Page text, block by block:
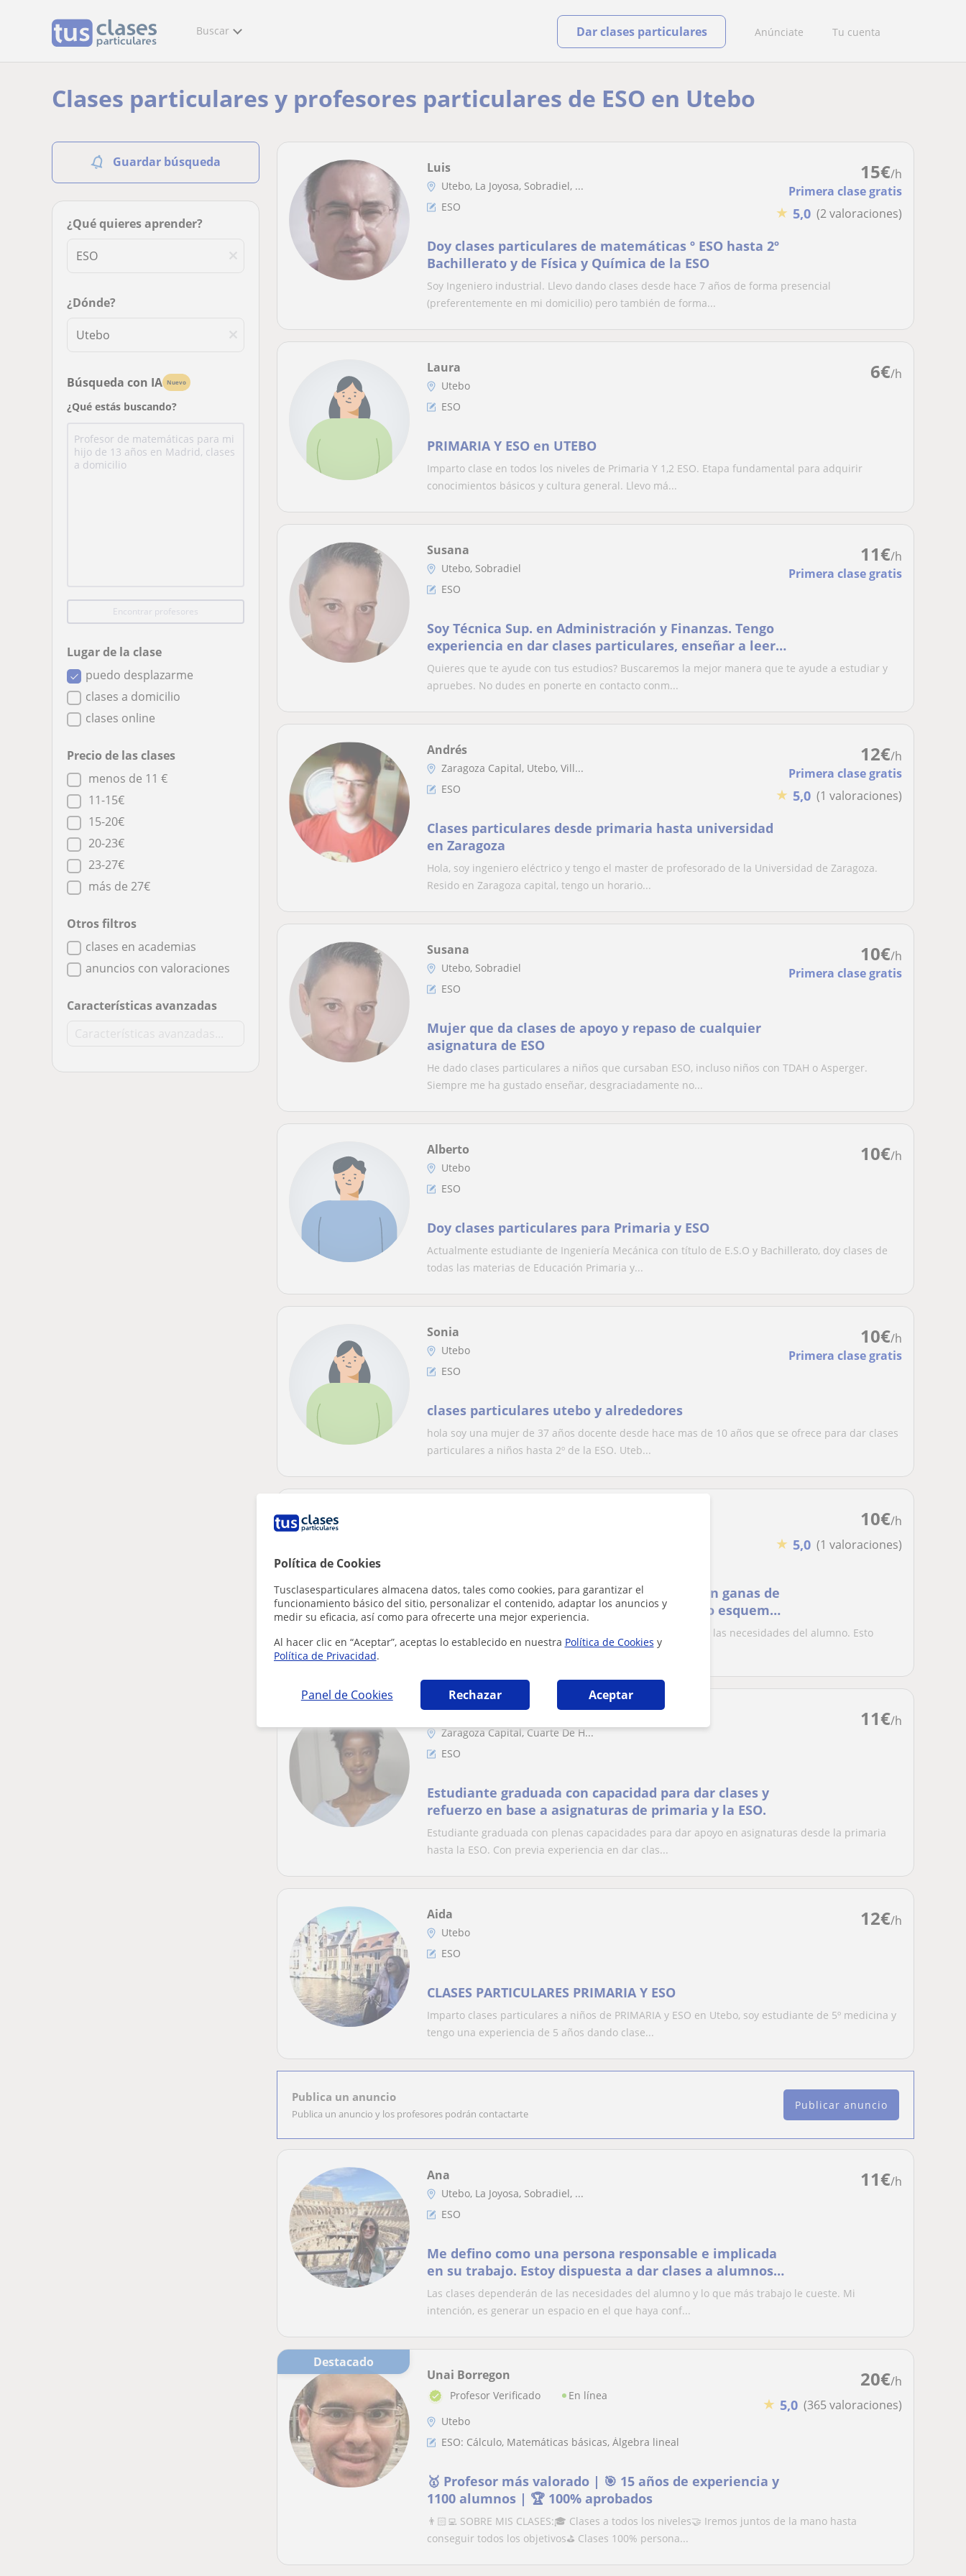
Política de Cookies
Tusclasesparticulares almacena datos, tales como cookies, para garantizar el
funcionamiento básico del sitio, personalizar el contenido, adaptar los anuncios y
medir su eficacia, así como para ofrecerte una mejor experiencia.
Al hacer clic en “Aceptar”, aceptas lo establecido en nuestra Política de Cookies y
Política de Privacidad.
Panel de Cookies Rechazar Aceptar
Buscar Anúnciate Tu cuenta
Dar clases particulares
Clases particulares y profesores particulares de ESO en Utebo
Guardar búsqueda
¿Qué quieres aprender?
¿Dónde?
Búsqueda con IA Nuevo
¿Qué estás buscando?
Encontrar profesores
Lugar de la clase
puedo desplazarme
clases a domicilio
clases online
Precio de las clases
menos de 11 €
11-15€
15-20€
20-23€
23-27€
más de 27€
Otros filtros
clases en academias
anuncios con valoraciones
Características avanzadas
15€/h
Primera clase gratis
★ 5,0 (2 valoraciones)
Luis
Utebo, La Joyosa, Sobradiel, ...
ESO
Doy clases particulares de matemáticas º ESO hasta 2º
Bachillerato y de Física y Química de la ESO
Soy Ingeniero industrial. Llevo dando clases desde hace 7 años de forma presencial
(preferentemente en mi domicilio) pero también de forma...
6€/h
Laura
Utebo
ESO
PRIMARIA Y ESO en UTEBO
Imparto clase en todos los niveles de Primaria Y 1,2 ESO. Etapa fundamental para adquirir
conocimientos básicos y cultura general. Llevo má...
11€/h
Primera clase gratis
Susana
Utebo, Sobradiel
ESO
Soy Técnica Sup. en Administración y Finanzas. Tengo
experiencia en dar clases particulares, enseñar a leer y
escribir y refuerzo
Quieres que te ayude con tus estudios? Buscaremos la mejor manera que te ayude a estudiar y
apruebes. No dudes en ponerte en contacto conm...
12€/h
Primera clase gratis
★ 5,0 (1 valoraciones)
Andrés
Zaragoza Capital, Utebo, Vill...
ESO
Clases particulares desde primaria hasta universidad
en Zaragoza
Hola, soy ingeniero eléctrico y tengo el master de profesorado de la Universidad de Zaragoza.
Resido en Zaragoza capital, tengo un horario...
10€/h
Primera clase gratis
Susana
Utebo, Sobradiel
ESO
Mujer que da clases de apoyo y repaso de cualquier
asignatura de ESO
He dado clases particulares a niños que cursaban ESO, incluso niños con TDAH o Asperger.
Siempre me ha gustado enseñar, desgraciadamente no...
10€/h
Alberto
Utebo
ESO
Doy clases particulares para Primaria y ESO
Actualmente estudiante de Ingeniería Mecánica con título de E.S.O y Bachillerato, doy clases de
todas las materias de Educación Primaria y...
10€/h
Primera clase gratis
Sonia
Utebo
ESO
clases particulares utebo y alrededores
hola soy una mujer de 37 años docente desde hace mas de 10 años que se ofrece para dar clases
particulares a niños hasta 2º de la ESO. Uteb...
10€/h
★ 5,0 (1 valoraciones)
Me defino como una persona entusiasta, con ganas de
ayudar al alumno, dándole facilidades como esquemas
Mi metodología para las clases, se basaría en adaptarme a las necesidades del alumno. Esto
conllevaría realizar trabajo extra como apuntes,...
11€/h
Mikire
Zaragoza Capital, Cuarte De H...
ESO
Estudiante graduada con capacidad para dar clases y
refuerzo en base a asignaturas de primaria y la ESO.
Estudiante graduada con plenas capacidades para dar apoyo en asignaturas desde la primaria
hasta la ESO. Con previa experiencia en dar clas...
12€/h
Aida
Utebo
ESO
CLASES PARTICULARES PRIMARIA Y ESO
Imparto clases particulares a niños de PRIMARIA y ESO en Utebo, soy estudiante de 5º medicina y
tengo una experiencia de 5 años dando clase...
Publica un anuncio
Publica un anuncio y los profesores podrán contactarte
Publicar anuncio
11€/h
Ana
Utebo, La Joyosa, Sobradiel, ...
ESO
Me defino como una persona responsable e implicada
en su trabajo. Estoy dispuesta a dar clases a alumnos
que necesiten un refuerzo con algunas materias para
ayudarles mejorar sus aptitudes donde más les cueste.
Las clases dependerán de las necesidades del alumno y lo que más trabajo le cueste. Mi
intención, es generar un espacio en el que haya conf...
Destacado
20€/h
★ 5,0 (365 valoraciones)
Unai Borregon
Profesor Verificado
En línea
Utebo
ESO: Cálculo, Matemáticas básicas, Álgebra lineal
🥇 Profesor más valorado | 🎯 15 años de experiencia y
1100 alumnos | 🏆 100% aprobados
👨🏻‍💻 SOBRE MIS CLASES:🎓 Clases a todos los niveles🤝 Iremos juntos de la mano hasta
conseguir todos los objetivos⛳️ Clases 100% persona...